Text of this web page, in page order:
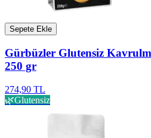
Sepete Ekle
Gürbüzler Glutensiz
250 gr
274,90 TL
🌿Glutensiz